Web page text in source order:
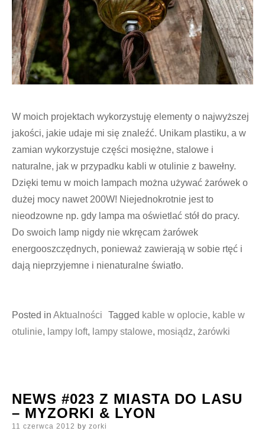
W moich projektach wykorzystuję elementy o najwyższej
jakości, jakie udaje mi się znaleźć. Unikam plastiku, a w
zamian wykorzystuje części mosiężne, stalowe i
naturalne, jak w przypadku kabli w otulinie z bawełny.
Dzięki temu w moich lampach można używać żarówek o
dużej mocy nawet 200W! Niejednokrotnie jest to
nieodzowne np. gdy lampa ma oświetlać stół do pracy.
Do swoich lamp nigdy nie wkręcam żarówek
energooszczędnych, ponieważ zawierają w sobie rtęć i
dają nieprzyjemne i nienaturalne światło.
Posted in Aktualności Tagged kable w oplocie, kable w
otulinie, lampy loft, lampy stalowe, mosiądz, żarówki
NEWS #023 Z MIASTA DO LASU
– MYZORKI & LYON
Posted
11 czerwca 2012 by zorki